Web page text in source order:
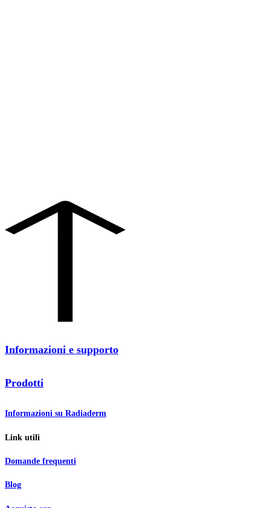
Informazioni e supporto
Prodotti
Informazioni su Radiaderm
Link utili
Domande frequenti
Blog